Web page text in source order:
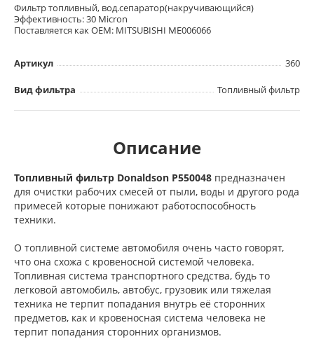
Фильтр топливный, вод.сепаратор(накручивающийся)
Эффективность: 30 Micron
Поставляется как OEM: MITSUBISHI ME006066
Артикул 360
Вид фильтра Топливный фильтр
Описание
Топливный фильтр Donaldson P550048 предназначен
для очистки рабочих смесей от пыли, воды и другого рода
примесей которые понижают работоспособность
техники.
О топливной системе автомобиля очень часто говорят,
что она схожа с кровеносной системой человека.
Топливная система транспортного средства, будь то
легковой автомобиль, автобус, грузовик или тяжелая
техника не терпит попадания внутрь её сторонних
предметов, как и кровеносная система человека не
терпит попадания сторонних организмов.